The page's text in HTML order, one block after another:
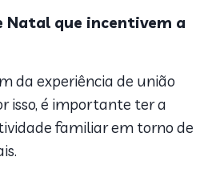
Natal que incentivem a
da experiência de união
isso, é importante ter a
familiar em torno de